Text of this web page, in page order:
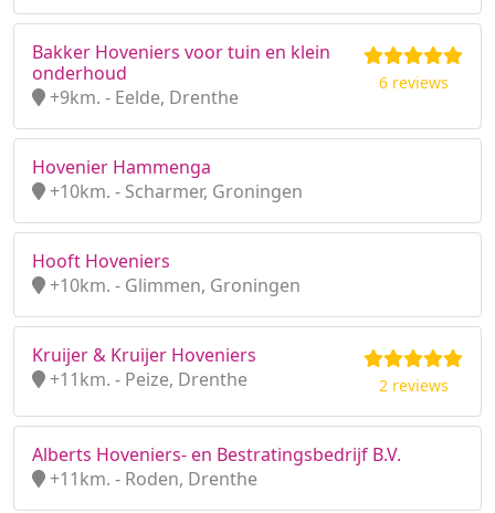
Bakker Hoveniers voor tuin en klein
onderhoud
+9km. - Eelde, Drenthe
6 reviews
Hovenier Hammenga
+10km. - Scharmer, Groningen
Hooft Hoveniers
+10km. - Glimmen, Groningen
Kruijer & Kruijer Hoveniers
+11km. - Peize, Drenthe
2 reviews
Alberts Hoveniers- en Bestratingsbedrijf B.V.
+11km. - Roden, Drenthe